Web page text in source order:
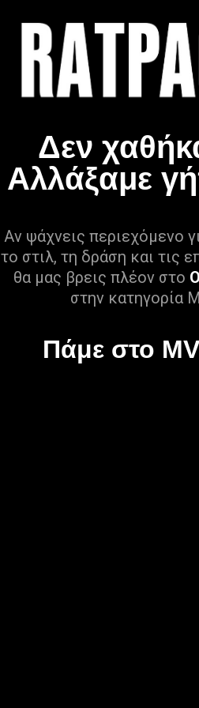
Δεν
Αλλάξαμε
Αν ψάχνεις περιεχόμενο
το στιλ, τη δράση και τις
θα μας βρεις πλέον στο
στην κατηγορία
Πάμε στο